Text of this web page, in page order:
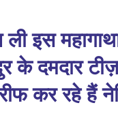
ली इस
के दमदार
कर रहे हैं